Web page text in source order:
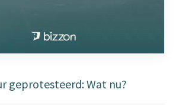
geprotesteerd: Wat nu?